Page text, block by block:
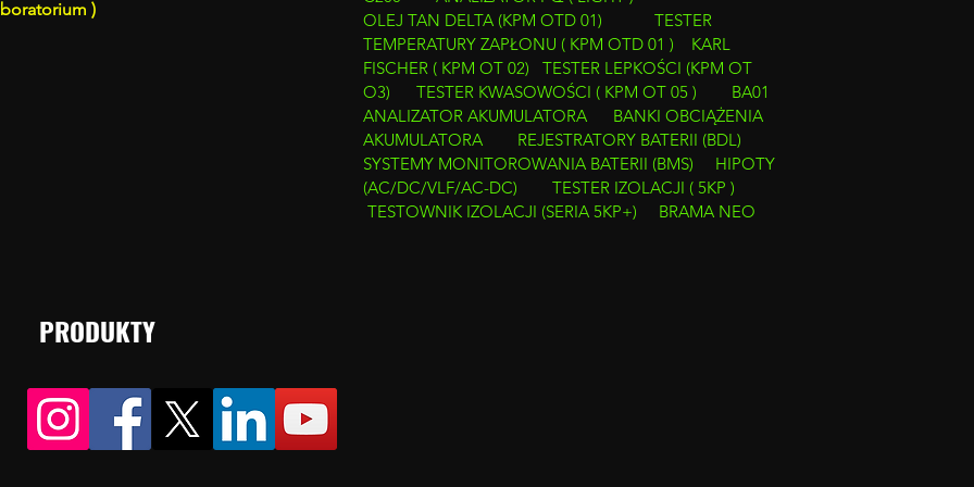
)
OLEJ TAN DELTA (KPM OTD 01)
TESTER
TEMPERATURY ZAPŁONU ( KPM OTD 01 )
KARL
FISCHER ( KPM OT 02)
TESTER LEPKOŚCI (KPM OT
O3)
TESTER KWASOWOŚCI ( KPM OT 05 )
BA01
ANALIZATOR AKUMULATORA
BANKI OBCIĄŻENIA
AKUMULATORA
REJESTRATORY BATERII (BDL)
SYSTEMY MONITOROWANIA BATERII (BMS)
HIPOTY
(AC/DC/VLF/AC-DC)
TESTER IZOLACJI ( 5KP )
TESTOWNIK IZOLACJI (SERIA 5KP+)
BRAMA NEO
PRODUKTY